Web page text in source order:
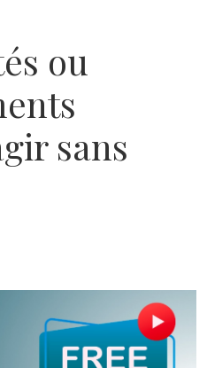
ou
sans